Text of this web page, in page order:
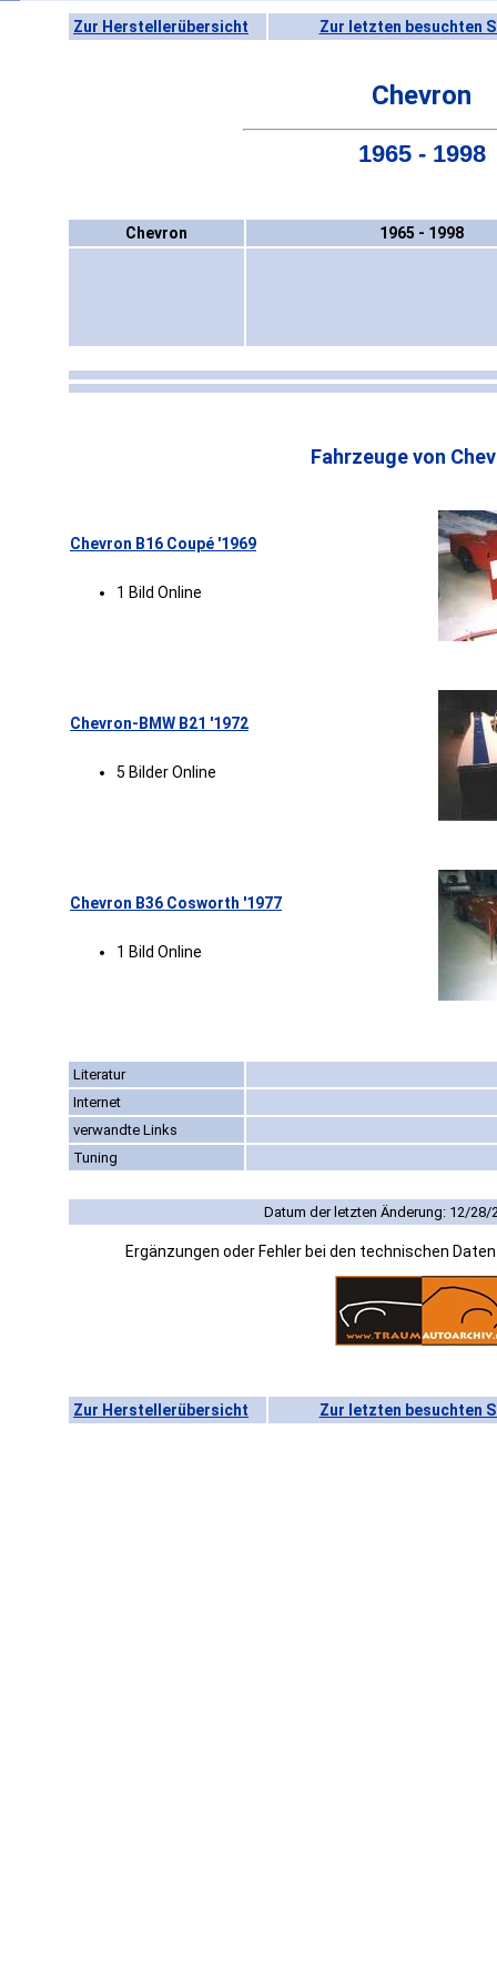
Zur Herstellerübersicht Zur letzten besuchten
Chevron
1965 - 1998
Chevron 1965 - 1998
Fahrzeuge von
Chevron B16 Coupé '1969
1 Bild Online
Chevron-BMW B21 '1972
5 Bilder Online
Chevron B36 Cosworth '1977
1 Bild Online
Literatur
Internet
verwandte Links
Tuning
Datum der letzten Änderung: 12/28/
Ergänzungen oder Fehler bei den technischen
Zur Herstellerübersicht Zur letzten besuchten